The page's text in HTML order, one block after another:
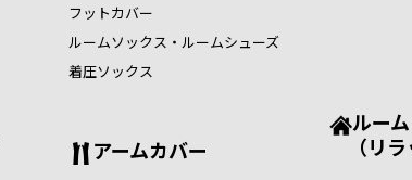
フットカバー
ルームソックス・ルームシューズ
着圧ソックス
アームカバー
ルー
（リラ